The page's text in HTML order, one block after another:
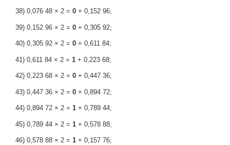
38) 0,076 48 × 2 = 0+ 0,152 96;
39) 0,152 96 × 2 = 0+ 0,305 92;
40) 0,305 92 × 2 = 0+ 0,611 84;
41) 0,611 84 × 2 = 1+ 0,223 68;
42) 0,223 68 × 2 = 0+ 0,447 36;
43) 0,447 36 × 2 = 0+ 0,894 72;
44) 0,894 72 × 2 = 1+ 0,789 44;
45) 0,789 44 × 2 = 1+ 0,578 88;
46) 0,578 88 × 2 = 1+ 0,157 76;